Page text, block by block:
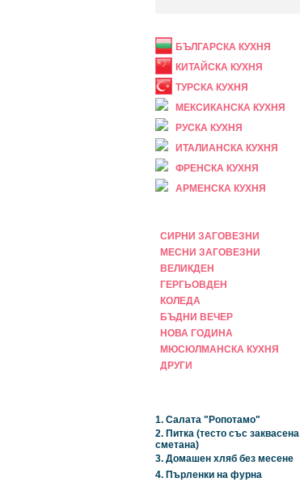
БЪЛГАРСКА КУХНЯ
КИТАЙСКА КУХНЯ
ТУРСКА КУХНЯ
МЕКСИКАНСКА КУХНЯ
РУСКА КУХНЯ
ИТАЛИАНСКА КУХНЯ
ФРЕНСКА КУХНЯ
АРМЕНСКА КУХНЯ
СИРНИ ЗАГОВЕЗНИ
МЕСНИ ЗАГОВЕЗНИ
ВЕЛИКДЕН
ГЕРГЬОВДЕН
КОЛЕДА
БЪДНИ ВЕЧЕР
НОВА ГОДИНА
МЮСЮЛМАНСКА КУХНЯ
ДРУГИ
1. Салата "Ропотамо"
2. Питка (тесто със заквасена
сметана)
3. Домашен хляб без месене
4. Пърленки на фурна